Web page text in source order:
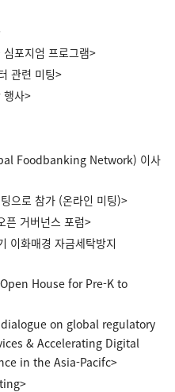
포지엄 프로그램>
관련 미팅>
행사>
Foodbanking Network) 이사
으로 참가 (온라인 미팅)>
픈 거버넌스 포럼>
이화매경 자금세탁방지
House for Pre-K to
dialogue on global regulatory
& Accelerating Digital
in the Asia-Pacifc>